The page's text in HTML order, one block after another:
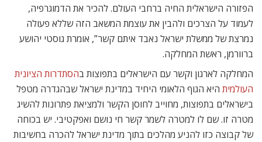
הפזורה הישראלית החיה ברחבי העולם. להכיר את הדמוגרפיה,
לעמוד על הצרכים ולהבין את עוצמת המשאב הזה שללא פעולה
נמרצת של ממשלת ישראל נאבד איתם קשר”, אומרת גוסטי יהושע
ברוורמן, ראשת המחלקה.
המחלקה לארגון וקשר עם הישראלים בתפוצות בהסתדרות הציונית
העולמית היא הגוף הלאומי היחיד במדינת ישראל שבהגדרה מטפל
בישראלים בתפוצות, מחוייב לחוסן הקשר ולמציאת פתרונות להשיג
מטרה זו. שם לו למטרה לשמר קשר חי נושם ואפקטיבי. יש בכוחה
של קבוצה כזו להניע מהלכים בתוך מדינת ישראל להכרה בחשיבות